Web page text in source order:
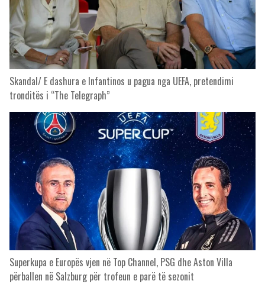
Skandal/ E dashura e Infantinos u pagua nga UEFA, pretendimi
tronditës i “The Telegraph”
Superkupa e Europës vjen në Top Channel, PSG dhe Aston Villa
përballen në Salzburg për trofeun e parë të sezonit